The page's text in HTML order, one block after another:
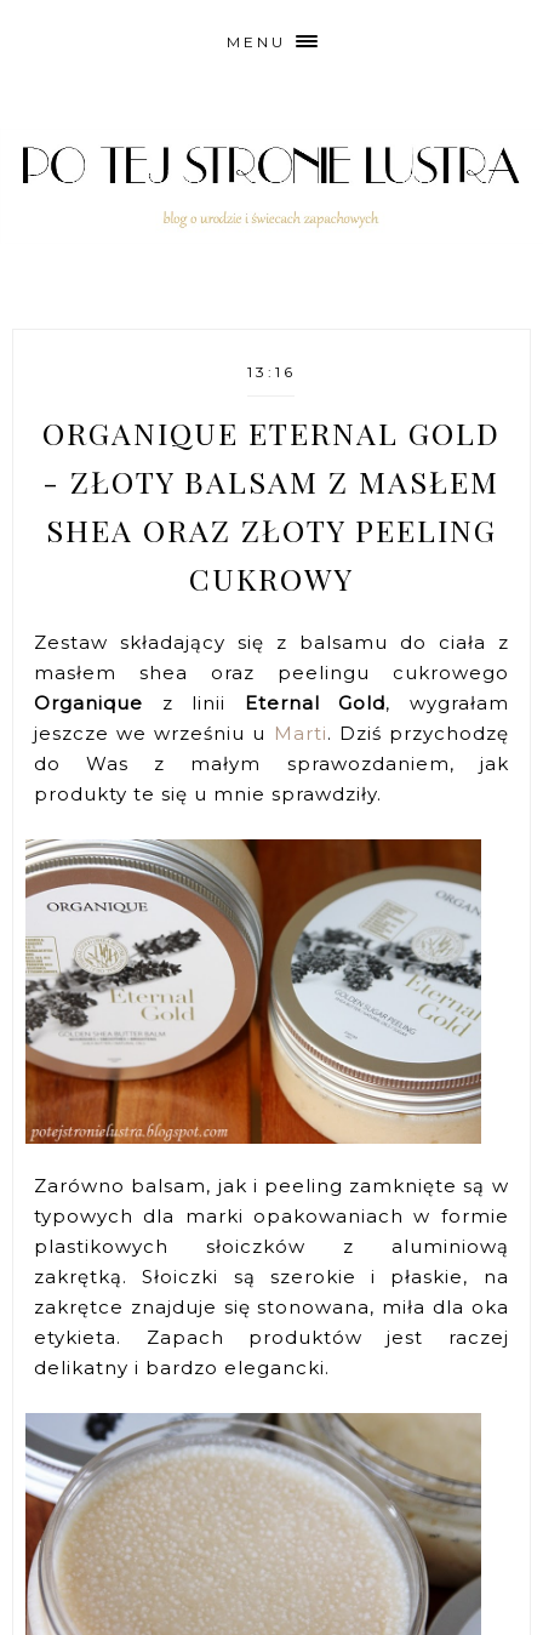
MENU
13:16
ORGANIQUE ETERNAL GOLD
- ZŁOTY BALSAM Z MASŁEM
SHEA ORAZ ZŁOTY PEELING
CUKROWY
Zestaw składający się z balsamu do ciała z
masłem shea oraz peelingu cukrowego
Organique z linii Eternal Gold, wygrałam
jeszcze we wrześniu u Marti. Dziś przychodzę
do Was z małym sprawozdaniem, jak
produkty te się u mnie sprawdziły.
Zarówno balsam, jak i peeling zamknięte są w
typowych dla marki opakowaniach w formie
plastikowych słoiczków z aluminiową
zakrętką. Słoiczki są szerokie i płaskie, na
zakrętce znajduje się stonowana, miła dla oka
etykieta. Zapach produktów jest raczej
delikatny i bardzo elegancki.